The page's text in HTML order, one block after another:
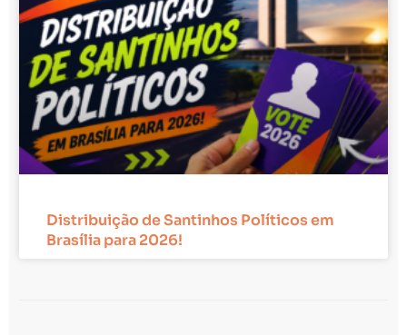
Distribuição de Santinhos Políticos em
Brasília para 2026!